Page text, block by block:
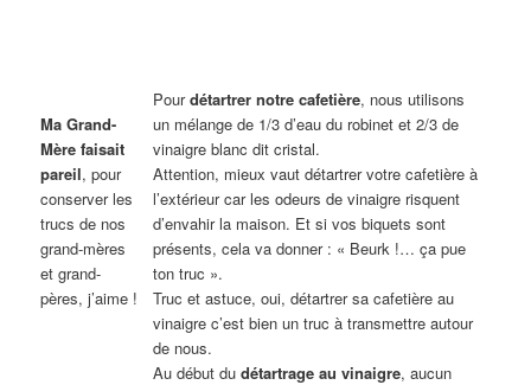
Ma Grand-
Mère faisait
pareil, pour
conserver les
trucs de nos
grand-mères
et grand-
pères, j’aime !
Pourdétartrer notre cafetière, nous utilisons
un mélange de 1/3 d’eau du robinet et 2/3 de
vinaigre blanc dit cristal.
Attention, mieux vaut détartrer votre cafetière à
l’extérieur car les odeurs de vinaigre risquent
d’envahir la maison. Et si vos biquets sont
présents, cela va donner : « Beurk !… ça pue
ton truc ».
Truc et astuce, oui, détartrer sa cafetière au
vinaigre c’est bien un truc à transmettre autour
de nous.
Au début dudétartrage au vinaigre, aucun